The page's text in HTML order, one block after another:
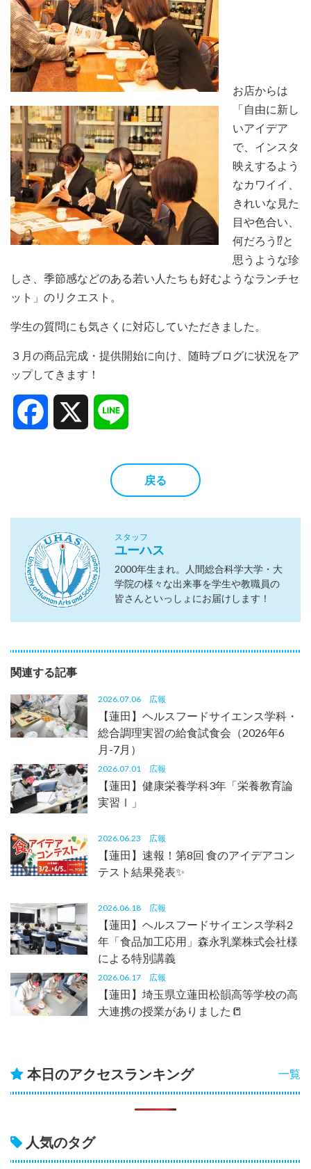
お店からは
「自由に新し
いアイデア
で、インスタ
映えするよう
なカワイイ、
きれいな見た
目や色合い、
何だろう⁉と
思うような珍
しさ、季節感などのある若い人たちも好むようなランチセ
ット」のリクエスト。
学生の質問にも気さくに対応していただきました。
３月の商品完成・提供開始に向け、随時ブログに状況をア
ップしてきます！
Facebook
戻る
スタッフ
ユーハス
2000年生まれ。人間総合科学大学・大
学院の様々な出来事を学生や教職員の
皆さんといっしょにお届けします！
関連する記事
2026.07.06 広報
【蓮田】ヘルスフードサイエンス学科・
総合調理実習の給食試食会（2026年6
月-7月）
2026.07.01 広報
【蓮田】健康栄養学科3年「栄養教育論
実習Ⅰ」
2026.06.23 広報
【蓮田】速報！第8回 食のアイデアコン
テスト結果発表✨
2026.06.18 広報
【蓮田】ヘルスフードサイエンス学科2
年「食品加工応用」森永乳業株式会社様
による特別講義
2026.06.17 広報
【蓮田】埼玉県立蓮田松韻高等学校の高
大連携の授業がありました📒
一覧
本日のアクセスランキング
人気のタグ